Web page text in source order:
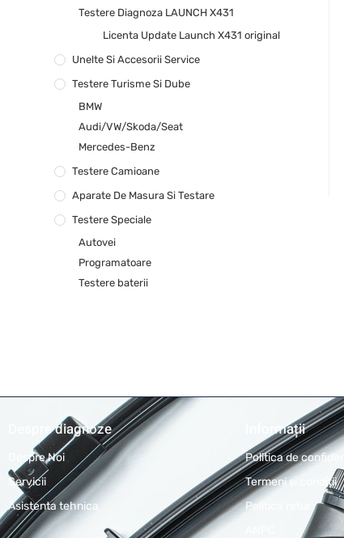
Testere Diagnoza LAUNCH X431
Licenta Update Launch X431 original
Unelte Si Accesorii Service
Testere Turisme Si Dube
BMW
Audi/VW/Skoda/Seat
Mercedes-Benz
Testere Camioane
Aparate De Masura Si Testare
Testere Speciale
Autovei
Programatoare
Testere baterii
Despre diagnoze
Despre Noi
Servicii
Asistenta tehnica
Informații
Politica de
Termeni și condiții
Politica retur